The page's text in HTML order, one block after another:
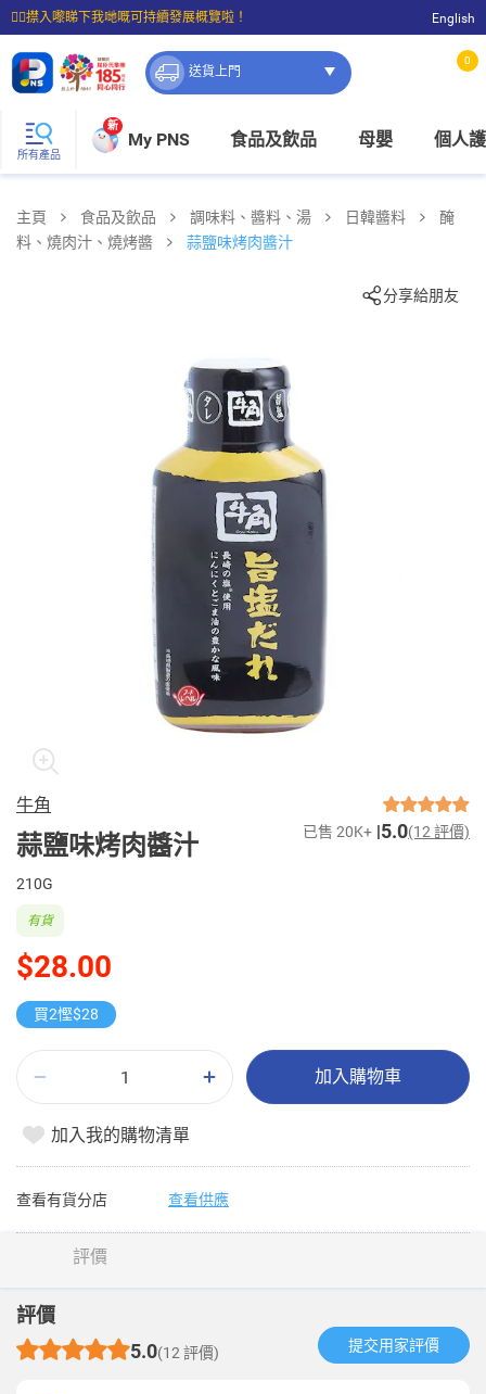
☝🏼㩒入嚟睇下我哋嘅可持續發展概覽啦！
⭐購物滿$399即享免費送貨；滿$100即可免費店取。
English
送貨上門
0
所有產品
新
My PNS 食品及飲品 母嬰 個人
主頁 食品及飲品 調味料、醬料、湯 日韓醬料
醃
料、燒肉汁、燒烤醬
蒜鹽味烤肉醬汁
分享給朋友
牛角
蒜鹽味烤肉醬汁 已售 20K+ 5.0(12 評價)
210G
$28.00
有貨
買2慳$28
加入購物車
加入我的購物清單
查看有貨分店 查看供應
評價
評價
5.0(12 評價) 提交用家評價​